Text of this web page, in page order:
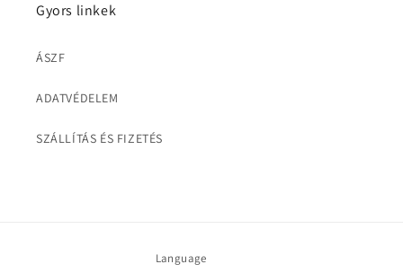
Gyors linkek
ÁSZF
ADATVÉDELEM
SZÁLLÍTÁS ÉS FIZETÉS
Language